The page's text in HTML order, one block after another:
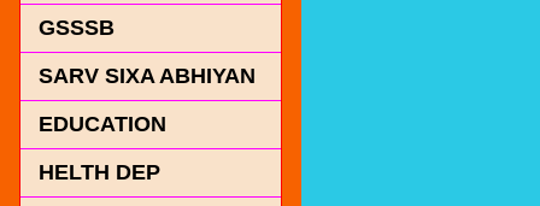
GSSSB
SARV SIXA ABHIYAN
EDUCATION
HELTH DEP